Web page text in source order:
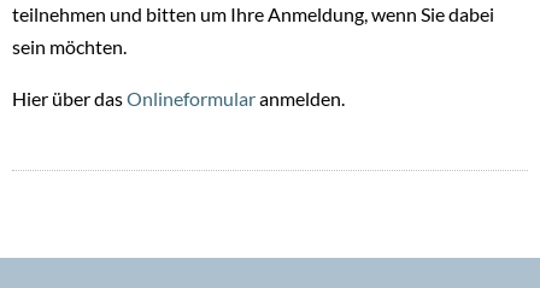
teilnehmen und bitten um Ihre Anmeldung, wenn Sie dabei
sein möchten.
Hier über dasOnlineformularanmelden.